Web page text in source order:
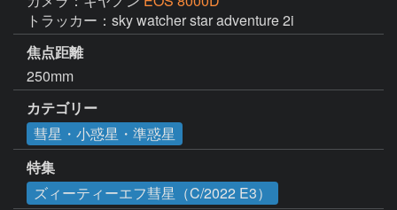
トラッカー：sky watcher star adventure 2i
焦点距離
250mm
カテゴリー
彗星・小惑星・準惑星
特集
ズィーティーエフ彗星（C/2022 E3）